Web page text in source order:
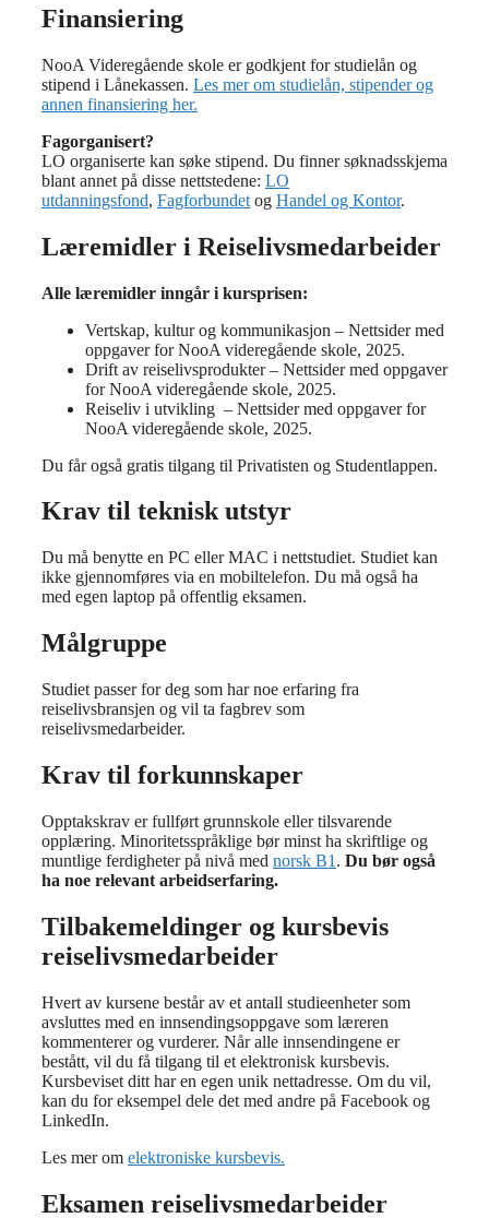
Finansiering
NooA Videregående skole er godkjent for studielån og
stipend i Lånekassen. Les mer om studielån, stipender og
annen finansiering her.
Fagorganisert?
LO organiserte kan søke stipend. Du finner søknadsskjema
blant annet på disse nettstedene: LO
utdanningsfond, Fagforbundet og Handel og Kontor.
Læremidler i Reiselivsmedarbeider
Alle læremidler inngår i kursprisen:
Vertskap, kultur og kommunikasjon – Nettsider med
oppgaver for NooA videregående skole, 2025.
Drift av reiselivsprodukter – Nettsider med oppgaver
for NooA videregående skole, 2025.
Reiseliv i utvikling – Nettsider med oppgaver for
NooA videregående skole, 2025.
Du får også gratis tilgang til Privatisten og Studentlappen.
Krav til teknisk utstyr
Du må benytte en PC eller MAC i nettstudiet. Studiet kan
ikke gjennomføres via en mobiltelefon. Du må også ha
med egen laptop på offentlig eksamen.
Målgruppe
Studiet passer for deg som har noe erfaring fra
reiselivsbransjen og vil ta fagbrev som
reiselivsmedarbeider.
Krav til forkunnskaper
Opptakskrav er fullført grunnskole eller tilsvarende
opplæring. Minoritetsspråklige bør minst ha skriftlige og
muntlige ferdigheter på nivå med norsk B1 . Du bør også
ha noe relevant arbeidserfaring.
Tilbakemeldinger og kursbevis
reiselivsmedarbeider
Hvert av kursene består av et antall studieenheter som
avsluttes med en innsendingsoppgave som læreren
kommenterer og vurderer. Når alle innsendingene er
bestått, vil du få tilgang til et elektronisk kursbevis.
Kursbeviset ditt har en egen unik nettadresse. Om du vil,
kan du for eksempel dele det med andre på Facebook og
LinkedIn.
Les mer om elektroniske kursbevis.
Eksamen reiselivsmedarbeider